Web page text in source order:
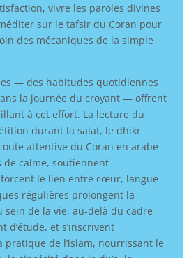
vivre les paroles divines
sur le tafsir du Coran pour
des mécaniques de la simple
— des habitudes quotidiennes
la journée du croyant — offrent
à cet effort. La lecture du
durant la salat, le dhikr
attentive du Coran en arabe
calme, soutiennent
le lien entre cœur, langue
régulières prolongent la
sein de la vie, au-delà du cadre
d’étude, et s’inscrivent
de l’islam, nourrissant le